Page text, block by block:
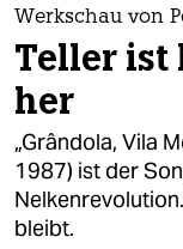
themen
politik
öko
gesellschaft
kultur
Werkschau von
Teller ist
her
„Grândola, Vila
1987) ist der
bleibt.